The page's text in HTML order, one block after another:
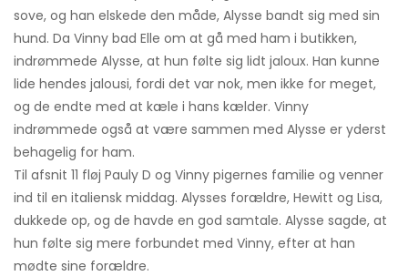
sove, og han elskede den måde, Alysse bandt sig med sin
hund. Da Vinny bad Elle om at gå med ham i butikken,
indrømmede Alysse, at hun følte sig lidt jaloux. Han kunne
lide hendes jalousi, fordi det var nok, men ikke for meget,
og de endte med at kæle i hans kælder. Vinny
indrømmede også at være sammen med Alysse er yderst
behagelig for ham.
Til afsnit 11 fløj Pauly D og Vinny pigernes familie og venner
ind til en italiensk middag. Alysses forældre, Hewitt og Lisa,
dukkede op, og de havde en god samtale. Alysse sagde, at
hun følte sig mere forbundet med Vinny, efter at han
mødte sine forældre.